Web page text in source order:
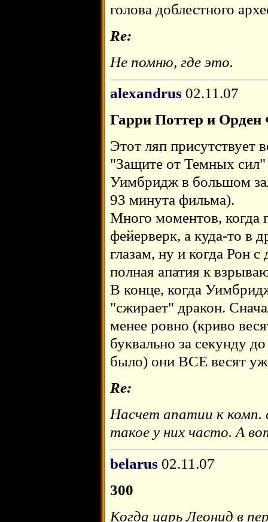
голова доблестного
Re:
Не помню, где это.
alexandrus 02.11.07
Гарри Поттер и Орден
Этот ляп присутствует
"Защите от Темных
Уимбридж в большом
93 минута фильма).
Много моментов, когда
фейерверк, а куда-то в
глазам, ну и когда Рон
полная апатия к
В конце, когда
"сжирает" дракон.
менее ровно (криво
буквально за секунду
было) они ВСЕ весят
Re:
Насчет апатии к комп.
такое у них часто. А
belarus 02.11.07
300
Когда царь Леонид в